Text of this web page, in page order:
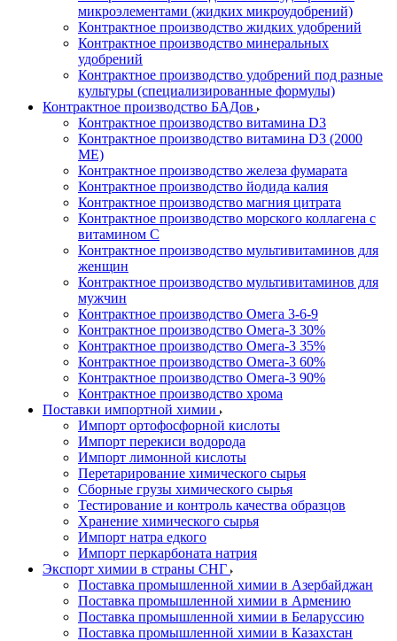
микроэлементами (жидких микроудобрений)
Контрактное производство жидких удобрений
Контрактное производство минеральных
удобрений
Контрактное производство удобрений под разные
культуры (специализированные формулы)
Контрактное производство БАДов
Контрактное производство витамина D3
Контрактное производство витамина D3 (2000
МЕ)
Контрактное производство железа фумарата
Контрактное производство йодида калия
Контрактное производство магния цитрата
Контрактное производство морского коллагена с
витамином С
Контрактное производство мультивитаминов для
женщин
Контрактное производство мультивитаминов для
мужчин
Контрактное производство Омега 3-6-9
Контрактное производство Омега-3 30%
Контрактное производство Омега-3 35%
Контрактное производство Омега-3 60%
Контрактное производство Омега-3 90%
Контрактное производство хрома
Поставки импортной химии
Импорт ортофосфорной кислоты
Импорт перекиси водорода
Импорт лимонной кислоты
Перетарирование химического сырья
Сборные грузы химического сырья
Тестирование и контроль качества образцов
Хранение химического сырья
Импорт натра едкого
Импорт перкарбоната натрия
Экспорт химии в страны СНГ
Поставка промышленной химии в Азербайджан
Поставка промышленной химии в Армению
Поставка промышленной химии в Беларуссию
Поставка промышленной химии в Казахстан